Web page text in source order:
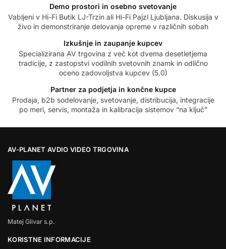
Demo prostori in osebno svetovanje
Vabljeni v Hi-Fi Butik LJ-Trzin ali Hi-Fi Pajzl Ljubljana. Diskusija v
živo in demonstriranje delovanja opreme v različnih sobah
Izkušnje in zaupanje kupcev
Specializirana AV trgovina z več kot dvema desetletjema
tradicije, z zastopstvi vodilnih svetovnih znamk in odlično
oceno zadovoljstva kupcev (5.0)
Partner za podjetja in končne kupce
Prodaja, b2b sodelovanje, svetovanje, distribucija, integracije
po meri, servis, montaža in kalibracija sistemov “na ključ”
AV-PLANET AVDIO VIDEO TRGOVINA
Matej Glivar s.p.
KORISTNE INFORMACIJE